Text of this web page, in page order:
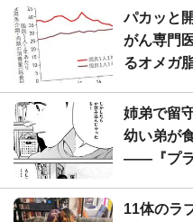
パカッと
がん専門
るオメガ
姉弟で留
幼い弟が
――『プラ
11体のラ